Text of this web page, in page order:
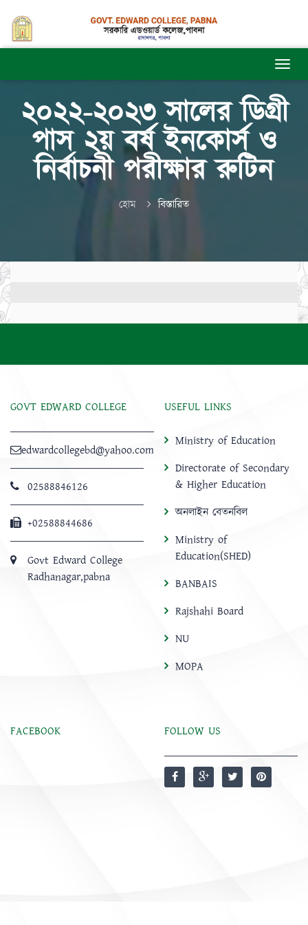
২০২২-২০২৩ সালের ডিগ্রী
পাস ২য় বর্ষ ইনকোর্স ও
নির্বাচনী পরীক্ষার রুটিন
হোম বিস্তারিত
GOVT EDWARD COLLEGE
edwardcollegebd@yahoo.com
02588846126
+02588844686
Govt Edward College
Radhanagar,pabna
USEFUL LINKS
Ministry of Education
Directorate of Secondary
& Higher Education
অনলাইন বেতনবিল
Ministry of
Education(SHED)
BANBAIS
Rajshahi Board
NU
MOPA
FACEBOOK FOLLOW US